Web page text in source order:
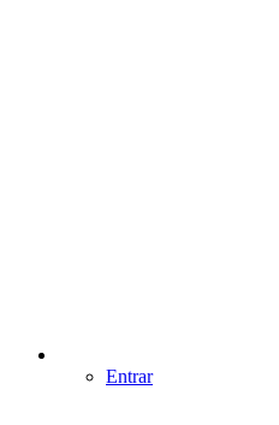
Entrar